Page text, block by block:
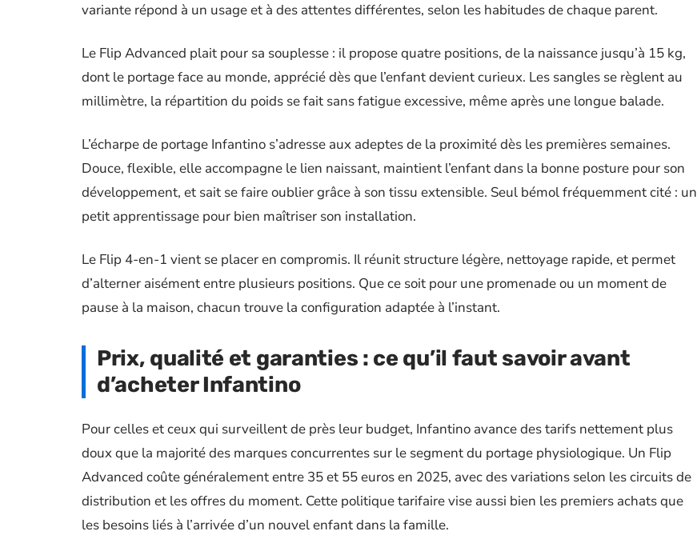
variante répond à un usage et à des attentes différentes, selon les habitudes de chaque parent.
Le Flip Advanced plait pour sa souplesse : il propose quatre positions, de la naissance jusqu’à 15 kg,
dont le portage face au monde, apprécié dès que l’enfant devient curieux. Les sangles se règlent au
millimètre, la répartition du poids se fait sans fatigue excessive, même après une longue balade.
L’écharpe de portage Infantino s’adresse aux adeptes de la proximité dès les premières semaines.
Douce, flexible, elle accompagne le lien naissant, maintient l’enfant dans la bonne posture pour son
développement, et sait se faire oublier grâce à son tissu extensible. Seul bémol fréquemment cité : un
petit apprentissage pour bien maîtriser son installation.
Le Flip 4-en-1 vient se placer en compromis. Il réunit structure légère, nettoyage rapide, et permet
d’alterner aisément entre plusieurs positions. Que ce soit pour une promenade ou un moment de
pause à la maison, chacun trouve la configuration adaptée à l’instant.
Prix, qualité et garanties : ce qu’il faut savoir avant
d’acheter Infantino
Pour celles et ceux qui surveillent de près leur budget, Infantino avance des tarifs nettement plus
doux que la majorité des marques concurrentes sur le segment du portage physiologique. Un Flip
Advanced coûte généralement entre 35 et 55 euros en 2025, avec des variations selon les circuits de
distribution et les offres du moment. Cette politique tarifaire vise aussi bien les premiers achats que
les besoins liés à l’arrivée d’un nouvel enfant dans la famille.